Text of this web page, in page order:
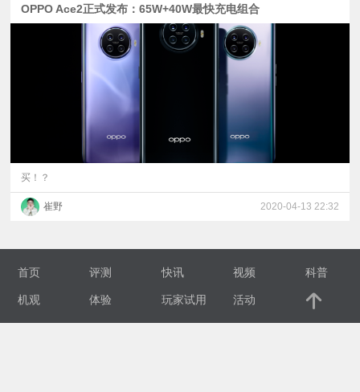
普
专
OPPO Ace2正式发布：65W+40W最快充电组合
买！？
崔野 2020-04-13 22:32
首页 评测 快讯 视频 科普
机观 体验 玩家试用 活动